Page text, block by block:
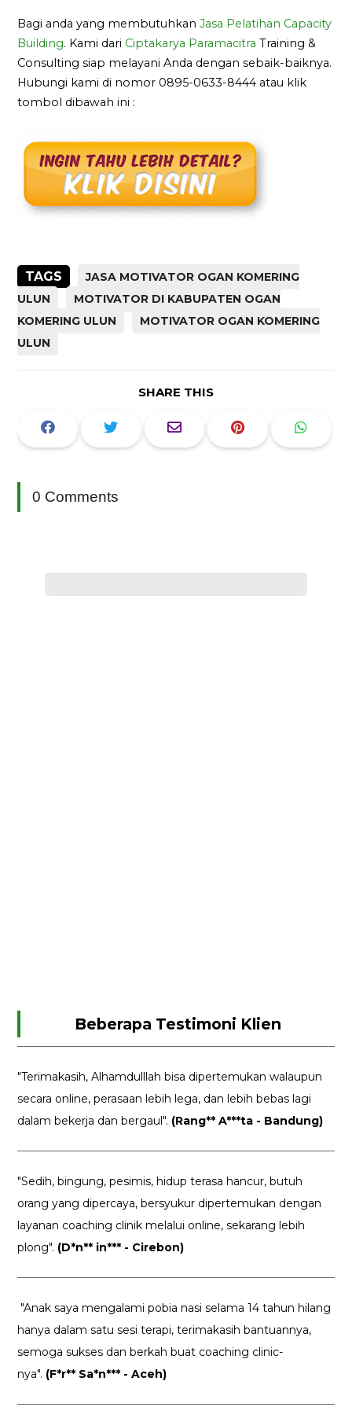
Bagi anda yang membutuhkanJasa Pelatihan Capacity
Building. Kami dari Ciptakarya Paramacitra Training &
Consulting siap melayani Anda dengan sebaik-baiknya.
Hubungi kami di nomor 0895-0633-8444 atau klik
tombol dibawah ini :
TAGS
JASA MOTIVATOR OGAN KOMERING
ULUN
MOTIVATOR DI KABUPATEN OGAN
KOMERING ULUN
MOTIVATOR OGAN KOMERING
ULUN
SHARE THIS
0 Comments
Beberapa Testimoni Klien
"Terimakasih, Alhamdulllah bisa dipertemukan walaupun
secara online, perasaan lebih lega, dan lebih bebas lagi
dalam bekerja dan bergaul". (Rang** A***ta - Bandung)
"Sedih, bingung, pesimis, hidup terasa hancur, butuh
orang yang dipercaya, bersyukur dipertemukan dengan
layanan coaching clinik melalui online, sekarang lebih
plong". (D*n** in*** - Cirebon)
"Anak saya mengalami pobia nasi selama 14 tahun hilang
hanya dalam satu sesi terapi, terimakasih bantuannya,
semoga sukses dan berkah buat coaching clinic-
nya". (F*r** Sa*n*** - Aceh)